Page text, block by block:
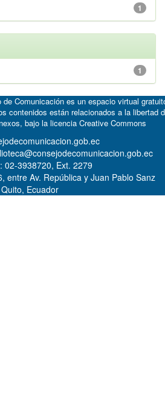
1
1
Comunicación es un espacio virtual
contenidos están relacionados a la libertad
bajo la licencia Creative Commons
02-3938720, Ext. 2279
entre Av. República y Juan Pablo Sanz
Quito, Ecuador